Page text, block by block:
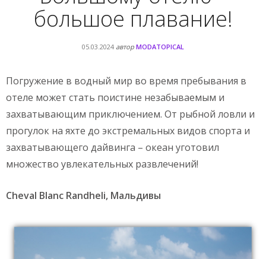
большое плавание!
05.03.2024 автор MODATOPICAL
Погружение в водный мир во время пребывания в
отеле может стать поистине незабываемым и
захватывающим приключением. От рыбной ловли и
прогулок на яхте до экстремальных видов спорта и
захватывающего дайвинга – океан уготовил
множество увлекательных развлечений!
Cheval Blanc Randheli, Мальдивы